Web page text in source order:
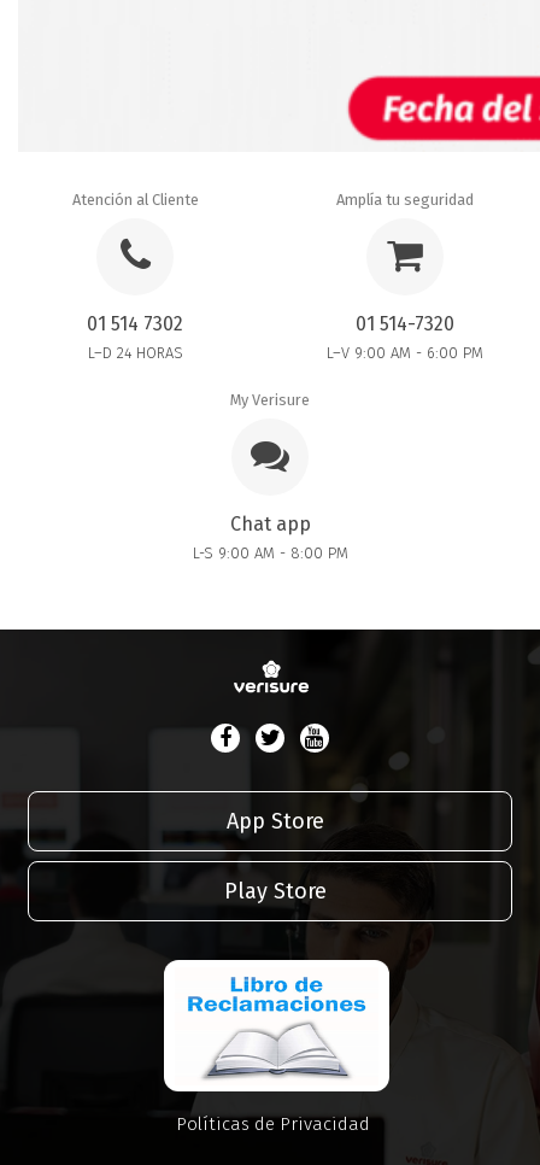
Atención al Cliente
01 514 7302
L–D 24 HORAS
Amplía tu seguridad
01 514-7320
L–V 9:00 AM - 6:00 PM
My Verisure
Chat app
L-S 9:00 AM - 8:00 PM
App Store
Play Store
Políticas de Privacidad